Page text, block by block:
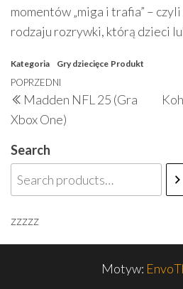
momentów „miga i trafia” –
rodzaju rozrywki, którą dzieci
Kategoria Gry dziecięce Produkt
Nawigacja
wpisu
Poprzedni
wpis
POPRZEDNI
Madden NFL 25 (Gra
Xbox One)
Search
zzzzz
Motyw: